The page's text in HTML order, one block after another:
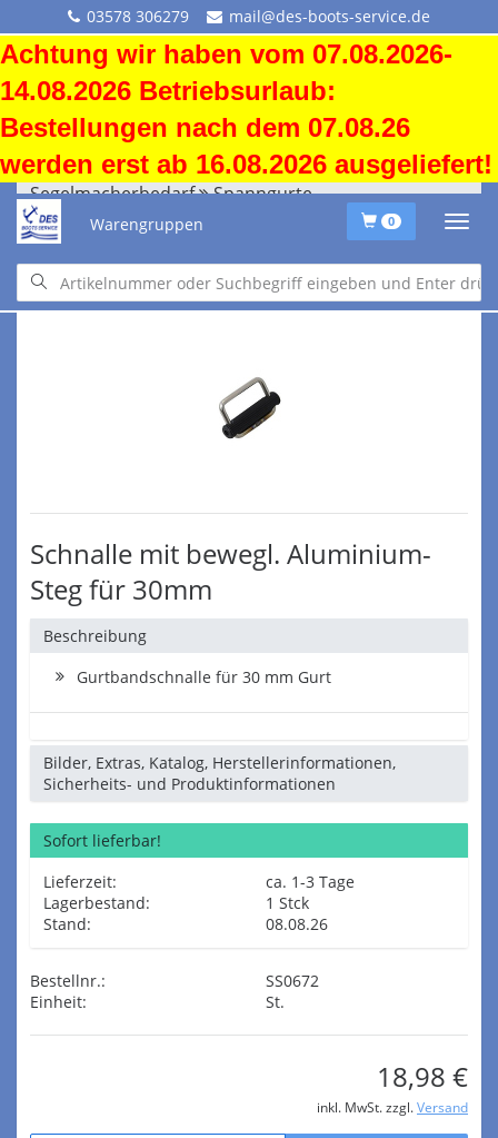
03578 306279 mail@des-boots-service.de
Achtung wir haben vom 07.08.2026-
14.08.2026 Betriebsurlaub:
Bestellungen nach dem 07.08.26
werden erst ab 16.08.2026 ausgeliefert!
Warengruppen 0
Segelmacherbedarf Spanngurte
Segelmacherbedarf Spanngurte
Schnalle mit bewegl. Aluminium-
Steg für 30mm
Beschreibung
Gurtbandschnalle für 30 mm Gurt
Bilder, Extras, Katalog, Herstellerinformationen,
Sicherheits- und Produktinformationen
Sofort lieferbar!
Lieferzeit:
ca. 1-3 Tage
Lagerbestand:
1 Stck
Stand:
08.08.26
Bestellnr.:
SS0672
Einheit:
St.
18,98 €
inkl. MwSt. zzgl. Versand